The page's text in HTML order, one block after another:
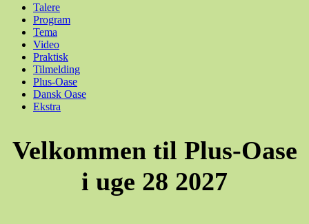
Talere
Program
Tema
Video
Praktisk
Tilmelding
Plus-Oase
Dansk Oase
Ekstra
Velkommen til Plus-Oase
i uge 28 2027